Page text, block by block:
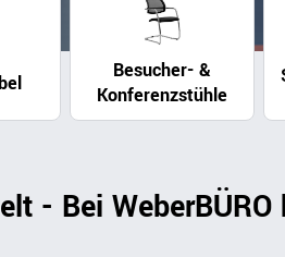
- Bei WeberBÜRO
Besucher- &
Konferenzstühle